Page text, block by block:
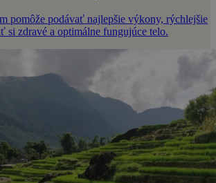
pomôže podávať najlepšie výkony, rýchlejšie
si zdravé a optimálne fungujúce telo.